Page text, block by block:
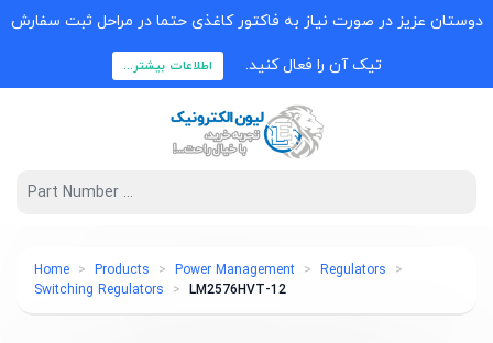
دوستان عزیز در صورت نیاز به فاکتور کاغذی حتما در مراحل ثبت سفارش
تیک آن را فعال کنید. اطلاعات بیشتر...
Home Products Power Management
Regulators
Switching Regulators
LM2576HVT-12